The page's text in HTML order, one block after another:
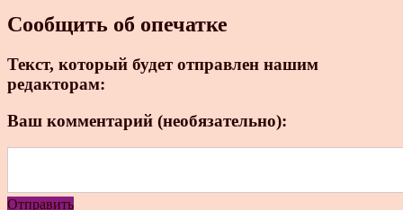
Сообщить об опечатке
Текст, который будет отправлен нашим
редакторам:
Ваш комментарий (необязательно):
Отправить